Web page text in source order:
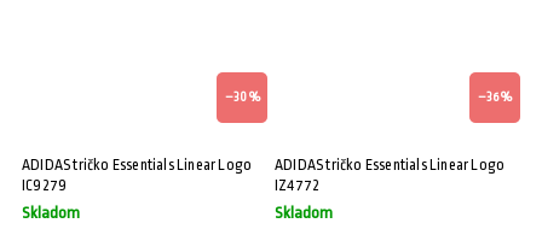
–30 %
ADIDAS tričko Essentials Linear Logo
IC9279
Skladom
–36 %
ADIDAS tričko Essentials Linear Logo
IZ4772
Skladom